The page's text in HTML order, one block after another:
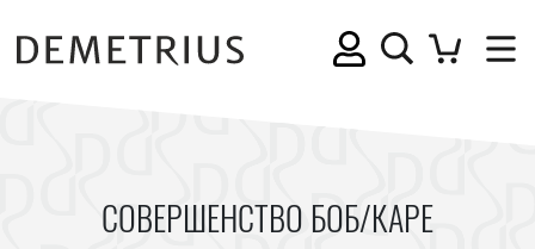
СОВЕРШЕНСТВО БОБ/КАРЕ